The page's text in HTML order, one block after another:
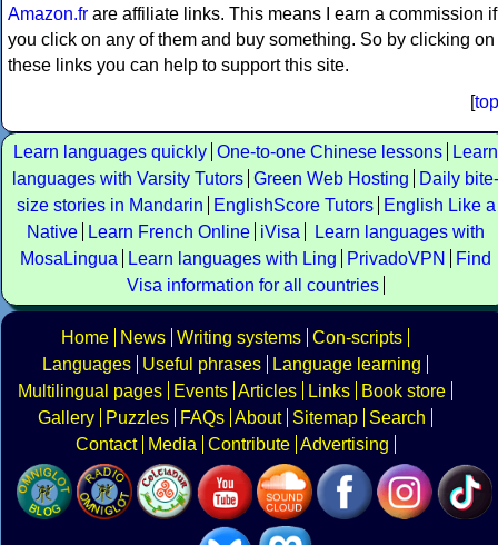
Amazon.fr are affiliate links. This means I earn a commission if
you click on any of them and buy something. So by clicking on
these links you can help to support this site.
[top
Learn languages quickly One-to-one Chinese lessons
Learn
languages with Varsity Tutors Green Web Hosting
Daily bite-
size stories in Mandarin
EnglishScore Tutors
English Like a
Native
Learn French Online iVisa
Learn languages with
MosaLingua
Learn languages with Ling PrivadoVPN
Find
Visa information for all countries
Home News Writing systems Con-scripts
Languages
Useful phrases
Language learning
Multilingual pages
Events Articles Links
Book store
Gallery
Puzzles FAQs About Sitemap
Search
Contact
Media Contribute Advertising